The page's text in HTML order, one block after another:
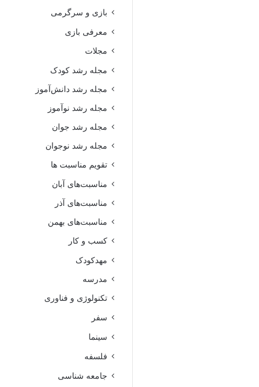
بازی و سرگرمی
معرفی بازی
مجلات
مجله رشد کودک
مجله رشد دانش‌آموز
مجله رشد نوآموز
مجله رشد جوان
مجله رشد نوجوان
تقویم مناسبت ها
مناسبت‌های آبان
مناسبت‌های آذر
مناسبت‌های بهمن
کسب و کار
مهدکودک
مدرسه
تکنولوژی و فناوری
سفر
سینما
فلسفه
جامعه شناسی